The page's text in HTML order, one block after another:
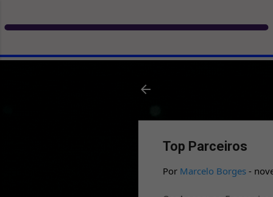
Top Parceiros
Por Marcelo Borges -